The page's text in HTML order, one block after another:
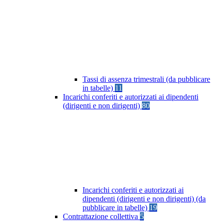
Tassi di assenza trimestrali (da pubblicare
in tabelle) 11
Incarichi conferiti e autorizzati ai dipendenti
(dirigenti e non dirigenti) 80
Incarichi conferiti e autorizzati ai
dipendenti (dirigenti e non dirigenti) (da
pubblicare in tabelle) 19
Contrattazione collettiva 5